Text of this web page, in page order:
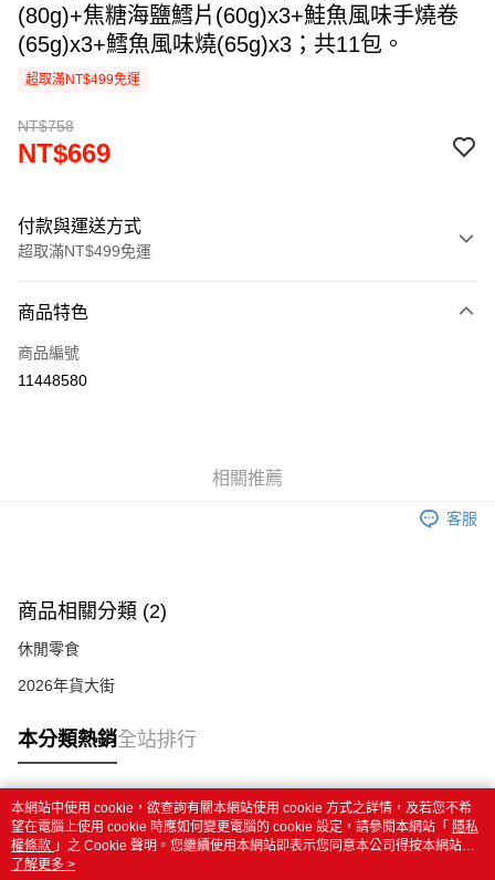
(80g)+焦糖海鹽鱈片(60g)x3+鮭魚風味手燒卷
(65g)x3+鱈魚風味燒(65g)x3；共11包。
超取滿NT$499免運
NT$758
NT$669
付款與運送方式
超取滿NT$499免運
信用卡一次付款
超商取貨付款
相關說明
【關於「AFTEE先享後付」】
AFTEE先享後付是「在收到商品之後才付款」的支付方式。 讓您購物簡單
１．簡單：不需註冊會員、不需綁卡、不需儲值。
【「AFTEE先享後付」結帳流程】
１．於結帳方式選擇「AFTEE先享後付」後，將跳轉至「AFTEE先享後付」
結帳頁面，進行簡訊認證並確認金額後，即可完成結帳。
２．訂單成立數日內，您將收到繳費通知簡訊。
３．收到繳費通知簡訊後14天內，點擊此簡訊中的連結，可透過四大超商／
ATM／網路銀行／等多元方式進行付款，方視為交易完成。
ATM付款
運送方式
全家取貨付款
每筆NT$60，滿NT$499(含以上)免運費
付款後全家取貨
每筆NT$60，滿NT$499(含以上)免運費
7-11取貨付款
商品特色
商品編號
11448580
相關推薦
客服
商品相關分類 (2)
休閒零食
2026年貨大街
本分類熱銷全站排行
熱門標籤
本網站中使用 cookie，欲查詢有關本網站使用 cookie 方式之詳情，及若您不希
望在電腦上使用 cookie 時應如何變更電腦的 cookie 設定，請參閱本網站「 隱私
權條款 」之 Cookie 聲明。您繼續使用本網站即表示您同意本公司得按本網站使
用條款之 Cookie 聲明使用 cookie。
了解更多 >